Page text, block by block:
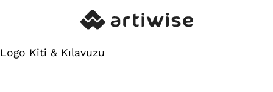
Logo Kiti & Kılavuzu